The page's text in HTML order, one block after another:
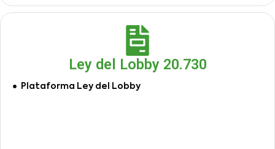
Ley del Lobby 20.730
Plataforma Ley del Lobby